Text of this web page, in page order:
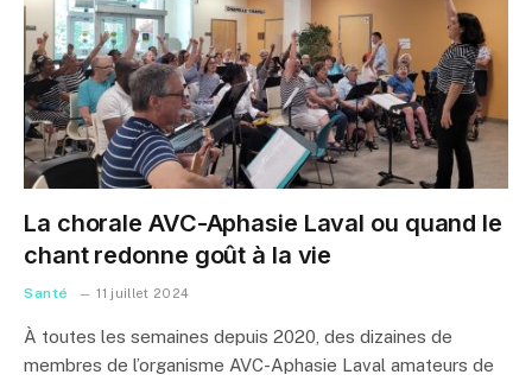
La chorale AVC-Aphasie Laval ou quand le
chant redonne goût à la vie
Santé 11 juillet 2024
À toutes les semaines depuis 2020, des dizaines de
membres de l’organisme AVC-Aphasie Laval amateurs de